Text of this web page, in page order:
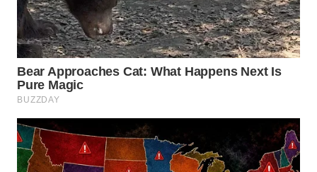
WN
TAPANULI
TENGAH
WN DELI
WN
TEBING